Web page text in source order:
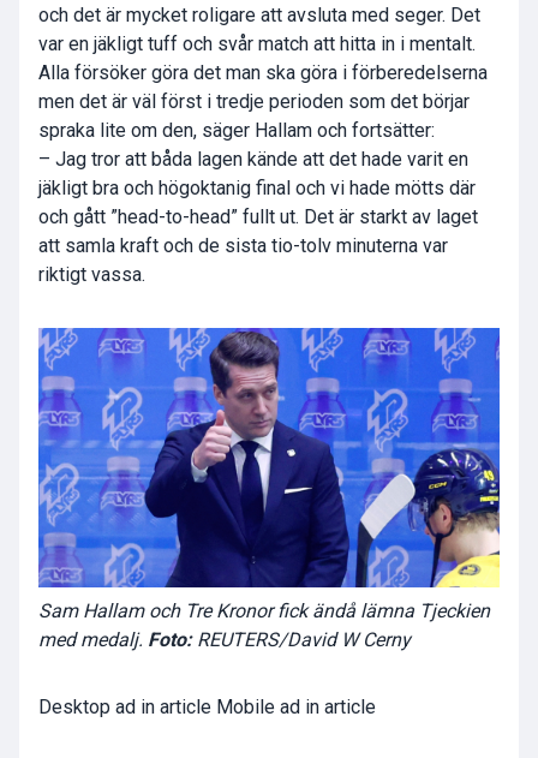
och det är mycket roligare att avsluta med seger. Det
var en jäkligt tuff och svår match att hitta in i mentalt.
Alla försöker göra det man ska göra i förberedelserna
men det är väl först i tredje perioden som det börjar
spraka lite om den, säger Hallam och fortsätter:
– Jag tror att båda lagen kände att det hade varit en
jäkligt bra och högoktanig final och vi hade mötts där
och gått ”head-to-head” fullt ut. Det är starkt av laget
att samla kraft och de sista tio-tolv minuterna var
riktigt vassa.
Sam Hallam och Tre Kronor fick ändå lämna Tjeckien
med medalj. Foto: REUTERS/David W Cerny
Desktop ad in article Mobile ad in article